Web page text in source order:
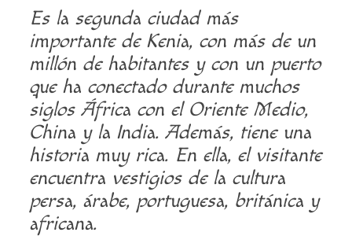
Es la segunda ciudad más
importante de Kenia, con más de un
millón de habitantes y con un puerto
que ha conectado durante muchos
siglos África con el Oriente Medio,
China y la India. Además, tiene una
historia muy rica. En ella, el visitante
encuentra vestigios de la cultura
persa, árabe, portuguesa, británica y
africana.